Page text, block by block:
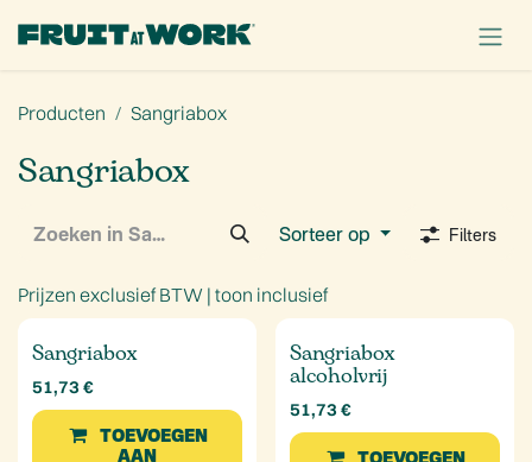
Producten Sangriabox
Sangriabox
Sorteer op Filters
Prijzen exclusief BTW | toon inclusief
Sangriabox
51,73 €
TOEVOEGEN
AAN
Sangriabox
alcoholvrij
51,73 €
TOEVOEGEN